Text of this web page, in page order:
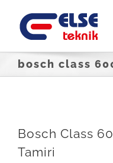
content
bosch class
Bosch Class
Tamiri